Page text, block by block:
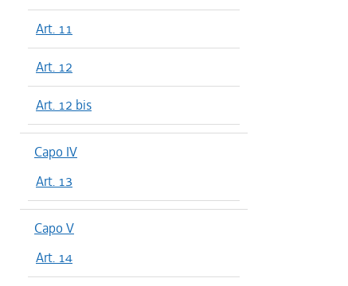
Art. 11
Art. 12
Art. 12 bis
Capo IV
Art. 13
Capo V
Art. 14